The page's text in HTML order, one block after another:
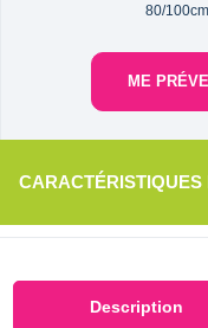
80/
ME
Description